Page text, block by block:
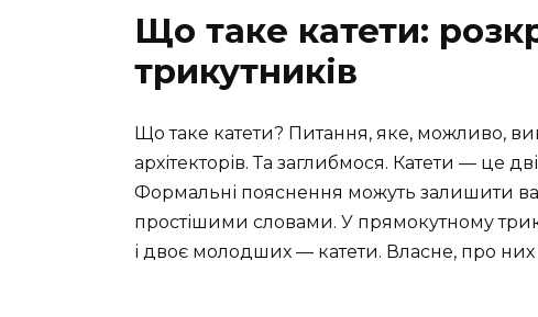
Що таке катети:
трикутників
Що таке катети? Питання, яке, можливо,
архітекторів. Та заглибмося. Катети — це
Формальні пояснення можуть залишити
простішими словами. У прямокутному
і двоє молодших — катети. Власне, про них